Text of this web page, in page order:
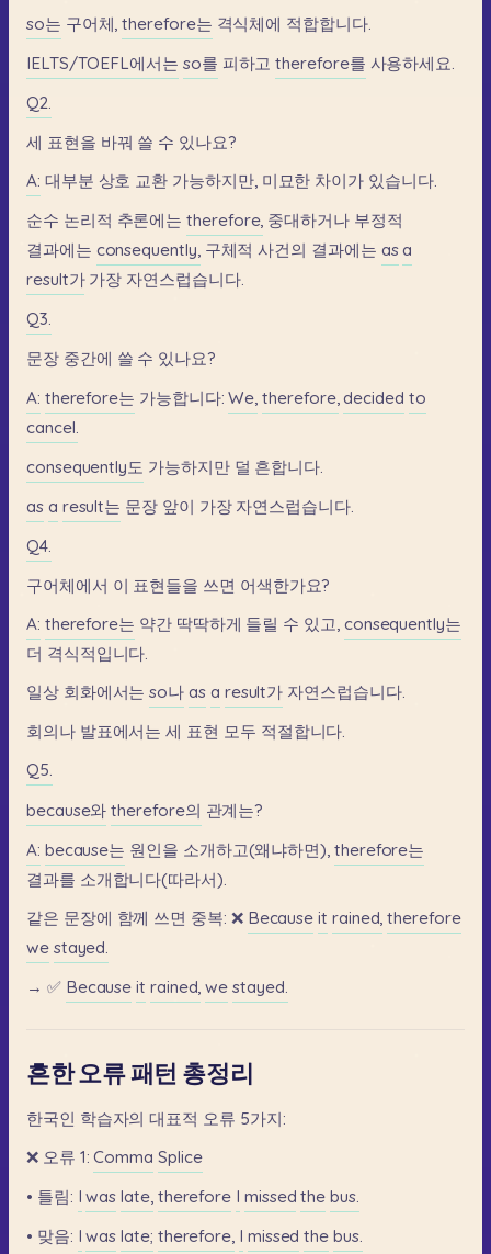
so는 구어체, therefore는 격식체에 적합합니다.
IELTS/TOEFL에서는 so를 피하고 therefore를 사용하세요.
Q2.
세 표현을 바꿔 쓸 수 있나요?
A: 대부분 상호 교환 가능하지만, 미묘한 차이가 있습니다.
순수 논리적 추론에는 therefore, 중대하거나 부정적
결과에는 consequently, 구체적 사건의 결과에는 as a
result가 가장 자연스럽습니다.
Q3.
문장 중간에 쓸 수 있나요?
A: therefore는 가능합니다: We, therefore, decided to
cancel.
consequently도 가능하지만 덜 흔합니다.
as a result는 문장 앞이 가장 자연스럽습니다.
Q4.
구어체에서 이 표현들을 쓰면 어색한가요?
A: therefore는 약간 딱딱하게 들릴 수 있고, consequently는
더 격식적입니다.
일상 회화에서는 so나 as a result가 자연스럽습니다.
회의나 발표에서는 세 표현 모두 적절합니다.
Q5.
because와 therefore의 관계는?
A: because는 원인을 소개하고(왜냐하면), therefore는
결과를 소개합니다(따라서).
같은 문장에 함께 쓰면 중복: ❌ Because it rained, therefore
we stayed.
→ ✅ Because it rained, we stayed.
흔한 오류 패턴 총정리
한국인 학습자의 대표적 오류 5가지:
❌ 오류 1: Comma Splice
• 틀림: I was late, therefore I missed the bus.
• 맞음: I was late; therefore, I missed the bus.